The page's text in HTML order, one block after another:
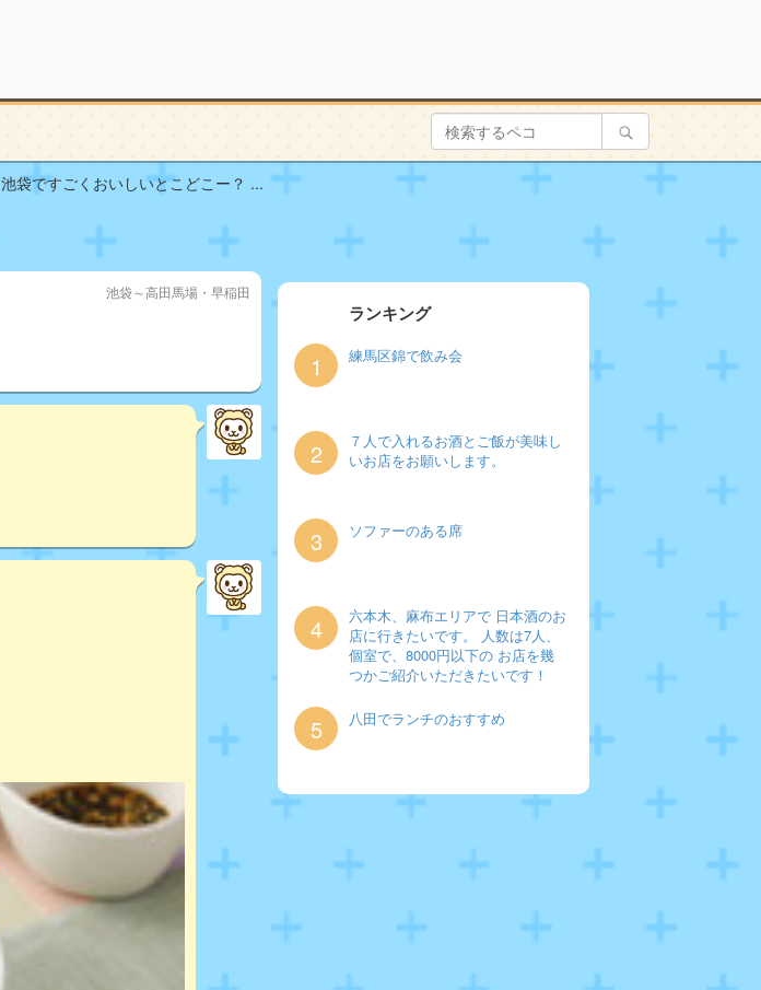
池袋ですごくおいしいとこどこー？ ...
池袋～高田馬場・早稲田
ランキング
1 練馬区錦で飲み会
2
７人で入れるお酒とご飯が美味し
いお店をお願いします。
3 ソファーのある席
4
六本木、麻布エリアで 日本酒のお
店に行きたいです。 人数は7人、
個室で、8000円以下の お店を幾
つかご紹介いただきたいです！
5 八田でランチのおすすめ